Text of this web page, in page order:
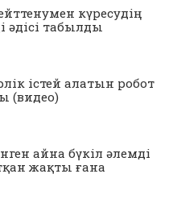
күресудің
әдісі табылды
істей алатын робот
(видео)
айна бүкіл әлемді
жақты ғана